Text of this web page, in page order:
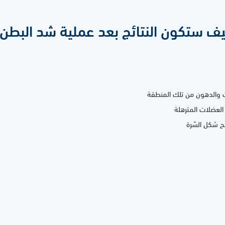
ستكون النتائج بعد عملية شد
والدهون من تلك المنطقة
المترهلة
شكل السّرة